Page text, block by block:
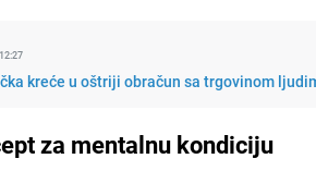
kreće u oštriji obračun sa trgovinom
za mentalnu kondiciju